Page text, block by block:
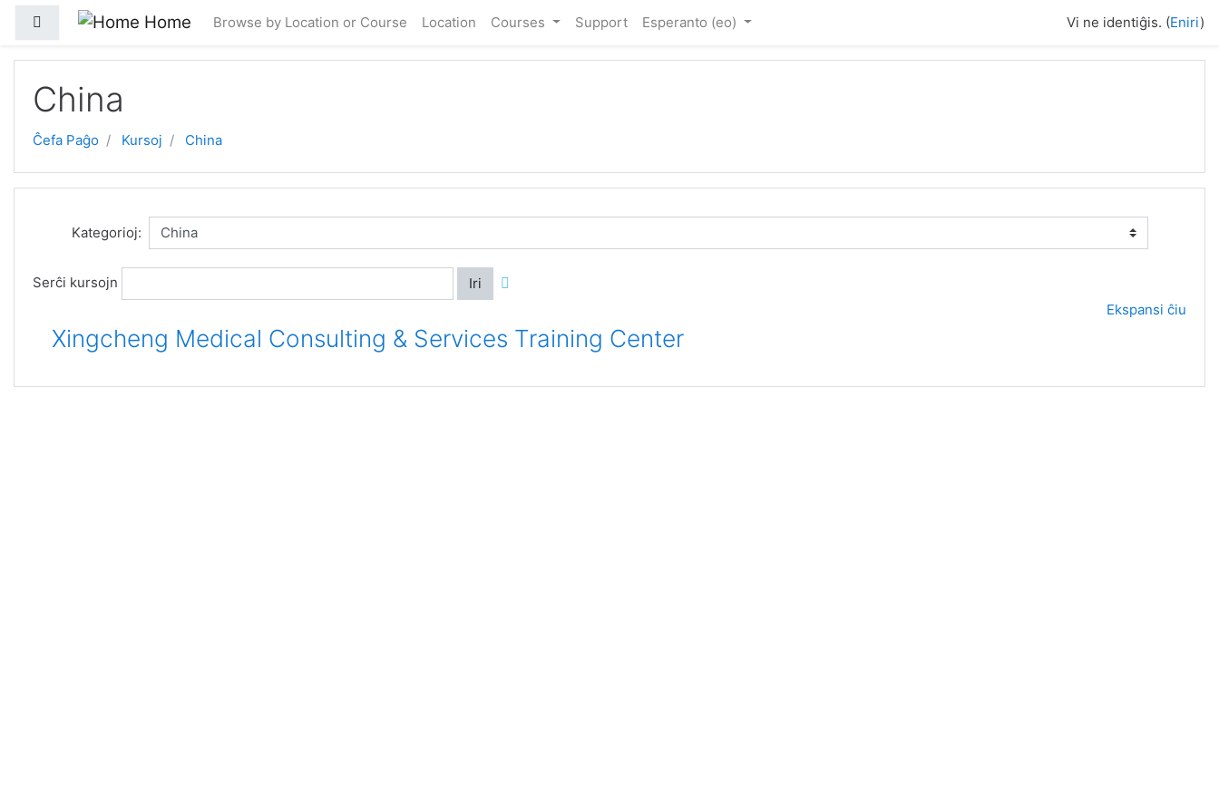
Salti al ĉefa enhavo
Side panel Home Browse by Location or Course Location Courses Support Esperanto ‎(eo)‎ Vi ne identiĝis. (Eniri)
China
Ĉefa Paĝo Kursoj China
Kategorioj:
Serĉi kursojn
Iri
Ekspansi ĉiu
Xingcheng Medical Consulting & Services Training Center